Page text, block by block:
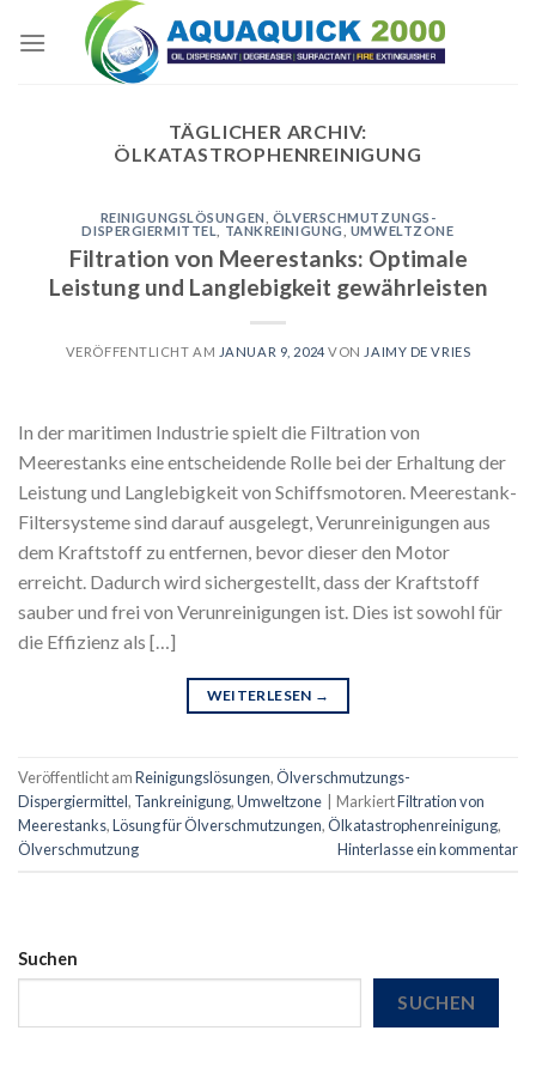
TÄGLICHER ARCHIV:
ÖLKATASTROPHENREINIGUNG
REINIGUNGSLÖSUNGEN
ÖLVERSCHMUTZUNGS-
DISPERGIERMITTEL
TANKREINIGUNG UMWELTZONE
Filtration von Meerestanks: Optimale
Leistung und Langlebigkeit gewährleisten
VERÖFFENTLICHT AM JANUAR 9, 2024 VON JAIMY DE VRIES
In der maritimen Industrie spielt die Filtration von
Meerestanks eine entscheidende Rolle bei der Erhaltung der
Leistung und Langlebigkeit von Schiffsmotoren. Meerestank-
Filtersysteme sind darauf ausgelegt, Verunreinigungen aus
dem Kraftstoff zu entfernen, bevor dieser den Motor
erreicht. Dadurch wird sichergestellt, dass der Kraftstoff
sauber und frei von Verunreinigungen ist. Dies ist sowohl für
die Effizienz als […]
WEITERLESEN →
Veröffentlicht amReinigungslösungen,Ölverschmutzungs-
Dispergiermittel, Tankreinigung,Umweltzone MarkiertFiltration von
Meerestanks,Lösung für Ölverschmutzungen,Ölkatastrophenreinigung,
Ölverschmutzung
Hinterlasse ein kommentar
Suchen
SUCHEN